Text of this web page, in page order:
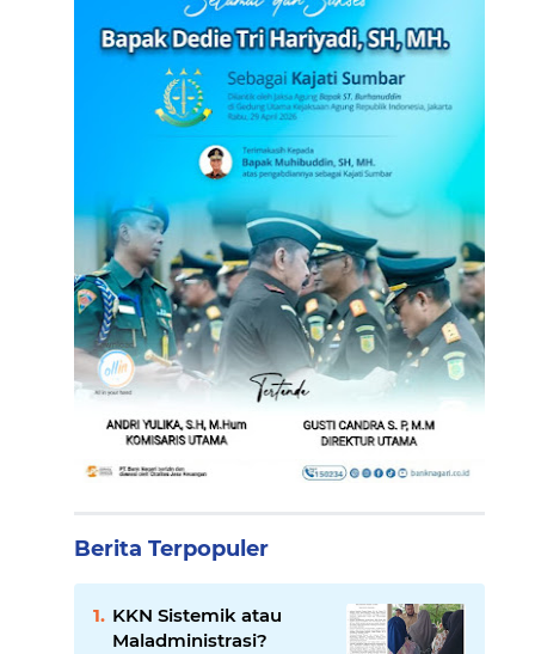
Berita Terpopuler
KKN Sistemik atau
Maladministrasi?